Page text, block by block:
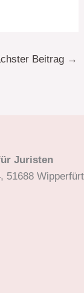
Beitrag →
Juristen
51688